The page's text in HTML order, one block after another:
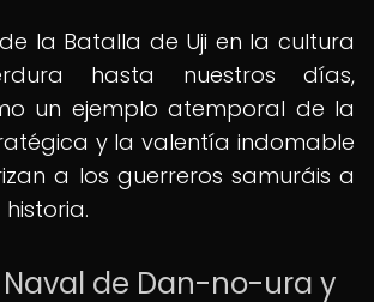
la Batalla de Uji en la cultura
hasta nuestros días,
un ejemplo atemporal de la
y la valentía indomable
a los guerreros samuráis a
Naval de Dan-no-ura y